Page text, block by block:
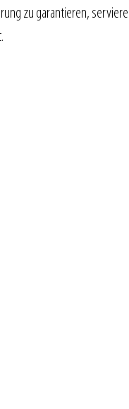
zu garantieren,